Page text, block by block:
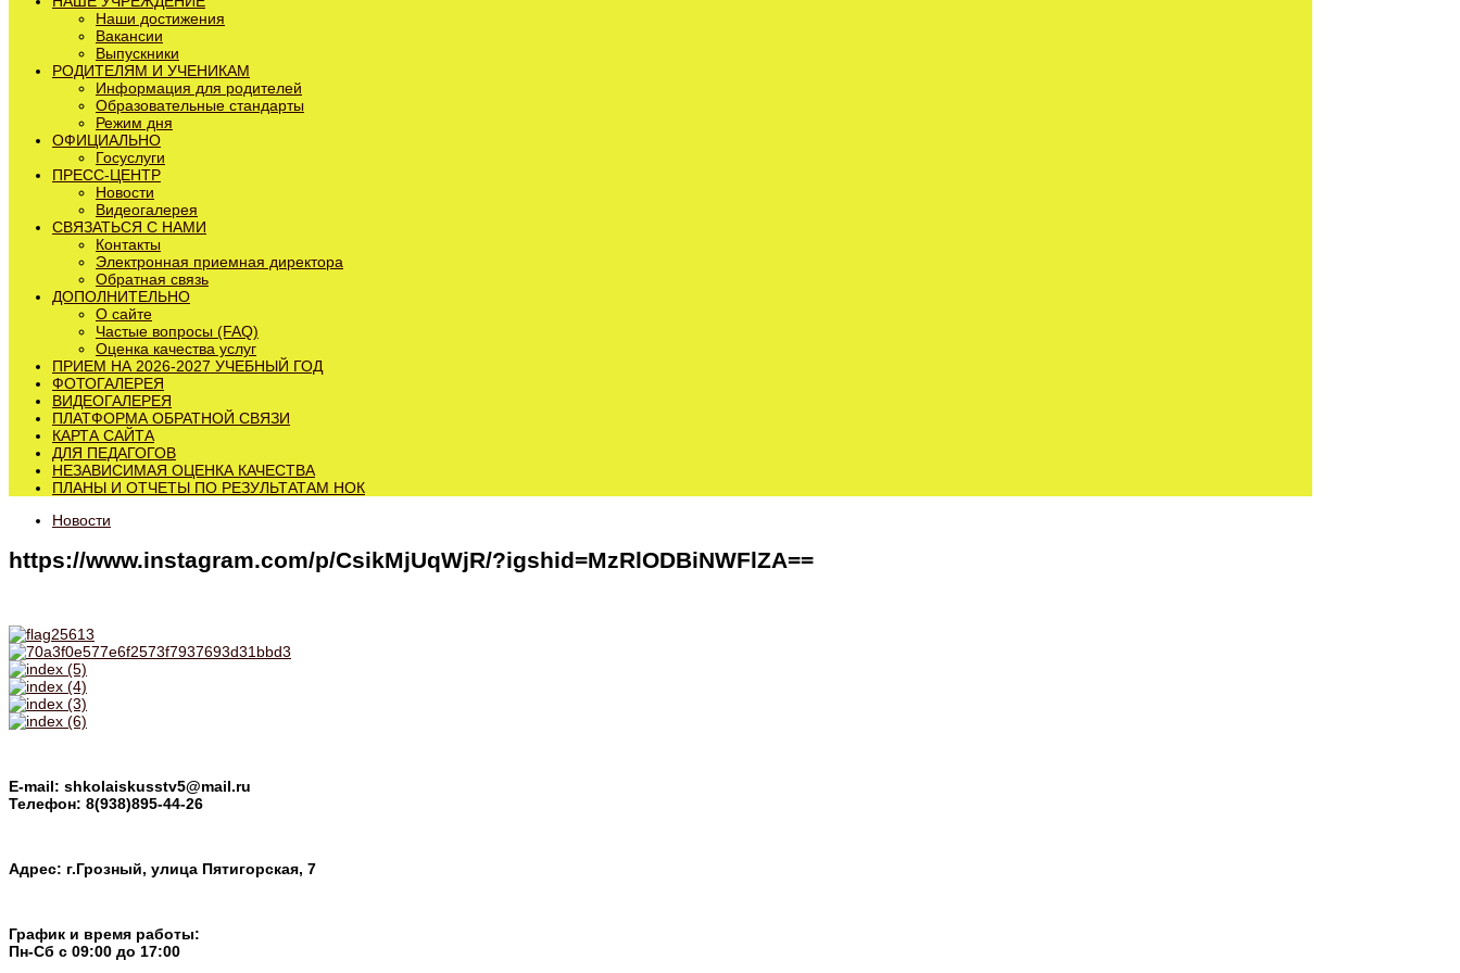
Наши достижения
Вакансии
Выпускники
РОДИТЕЛЯМ И УЧЕНИКАМ
Информация для родителей
Образовательные стандарты
Режим дня
ОФИЦИАЛЬНО
Госуслуги
ПРЕСС-ЦЕНТР
Новости
Видеогалерея
СВЯЗАТЬСЯ С НАМИ
Контакты
Электронная приемная директора
Обратная связь
ДОПОЛНИТЕЛЬНО
О сайте
Частые вопросы (FAQ)
Оценка качества услуг
ПРИЕМ НА 2026-2027 УЧЕБНЫЙ ГОД
ФОТОГАЛЕРЕЯ
ВИДЕОГАЛЕРЕЯ
ПЛАТФОРМА ОБРАТНОЙ СВЯЗИ
КАРТА САЙТА
ДЛЯ ПЕДАГОГОВ
НЕЗАВИСИМАЯ ОЦЕНКА КАЧЕСТВА
ПЛАНЫ И ОТЧЕТЫ ПО РЕЗУЛЬТАТАМ НОК
Новости
https://www.instagram.com/p/CsikMjUqWjR/?igshid=MzRlODBiNWFlZA==
E-mail: shkolaiskusstv5@mail.ru
Телефон: 8(938)895-44-26
Адрес: г.Грозный, улица Пятигорская, 7
График и время работы:
Пн-Cб с 09:00 до 17:00